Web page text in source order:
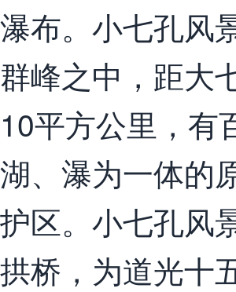
瀑布。小七孔风
群峰之中，距大
10平方公里，有
湖、瀑为一体的
护区。小七孔风
拱桥，为道光十